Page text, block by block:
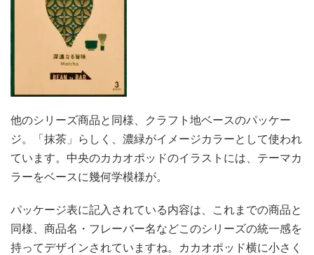
他のシリーズ商品と同様、クラフト地ベースのパッケー
ジ。「抹茶」らしく、濃緑がイメージカラーとして使われ
ています。中央のカカオポッドのイラストには、テーマカ
ラーをベースに幾何学模様が。
パッケージ表に記入されている内容は、これまでの商品と
同様、商品名・フレーバー名などこのシリーズの統一感を
持ってデザインされていますね。カカオポッド横に小さく